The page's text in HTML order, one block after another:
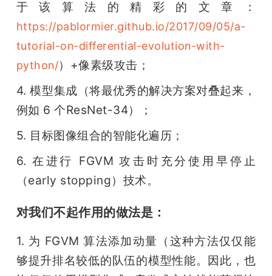
于该算法的精彩的文章：
https://pablormier.github.io/2017/09/05/a-
tutorial-on-differential-evolution-with-
python/）+像素级攻击；
4. 模型集成（将最优秀的解决方案对叠起来，
例如 6 个ResNet-34）；
5. 目标图像组合的智能化遍历；
6. 在进行 FGVM 攻击时充分使用早停止
（early stopping）技术。
对我们不起作用的做法是：
1. 为 FGVM 算法添加动量（这种方法仅仅能
够提升排名较低的队伍的模型性能。因此，也